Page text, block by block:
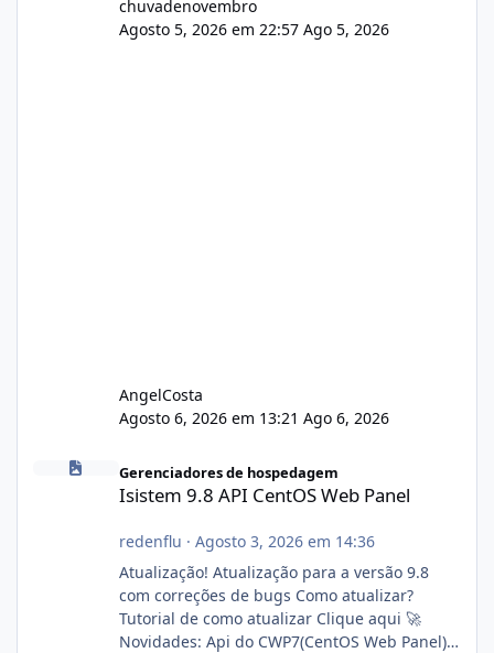
chuvadenovembro
Agosto 5, 2026 em 22:57 Ago 5, 2026
AngelCosta
Agosto 6, 2026 em 13:21 Ago 6, 2026
Gerenciadores de hospedagem
Isistem 9.8 API CentOS Web Panel
redenflu · Agosto 3, 2026 em 14:36
Atualização! Atualização para a versão 9.8
com correções de bugs Como atualizar?
Tutorial de como atualizar Clique aqui 🚀
Novidades: Api do CWP7(CentOS Web Panel)